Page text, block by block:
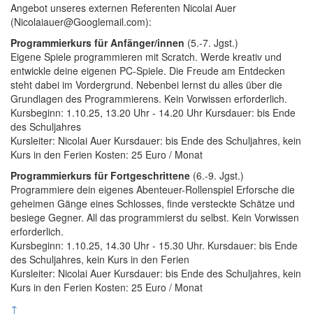
Angebot unseres externen Referenten Nicolai Auer
(Nicolaiauer@Googlemail.com):
Programmierkurs für Anfänger/innen (5.-7. Jgst.)
Eigene Spiele programmieren mit Scratch. Werde kreativ und
entwickle deine eigenen PC-Spiele. Die Freude am Entdecken
steht dabei im Vordergrund. Nebenbei lernst du alles über die
Grundlagen des Programmierens. Kein Vorwissen erforderlich.
Kursbeginn: 1.10.25, 13.20 Uhr - 14.20 Uhr Kursdauer: bis Ende
des Schuljahres
Kursleiter: Nicolai Auer Kursdauer: bis Ende des Schuljahres, kein
Kurs in den Ferien Kosten: 25 Euro / Monat
Programmierkurs für Fortgeschrittene (6.-9. Jgst.)
Programmiere dein eigenes Abenteuer-Rollenspiel Erforsche die
geheimen Gänge eines Schlosses, finde versteckte Schätze und
besiege Gegner. All das programmierst du selbst. Kein Vorwissen
erforderlich.
Kursbeginn: 1.10.25, 14.30 Uhr - 15.30 Uhr. Kursdauer: bis Ende
des Schuljahres, kein Kurs in den Ferien
Kursleiter: Nicolai Auer Kursdauer: bis Ende des Schuljahres, kein
Kurs in den Ferien Kosten: 25 Euro / Monat
↑